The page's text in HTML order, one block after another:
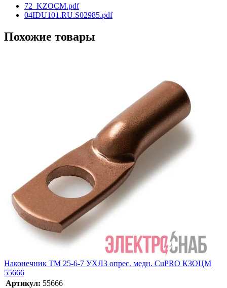
72_KZOCM.pdf
04IDU101.RU.S02985.pdf
Похожие товары
Наконечник ТМ 25-6-7 УХЛ3 опрес. медн. CuPRO КЗОЦМ
55666
Артикул: 55666